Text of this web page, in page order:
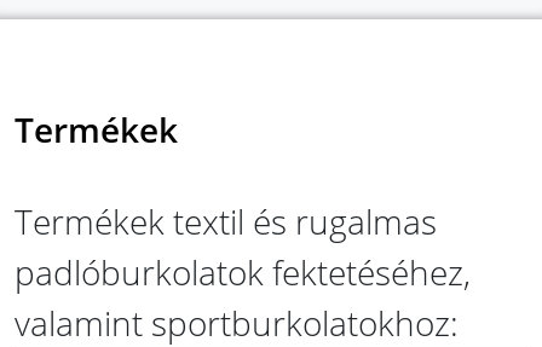
Termékek
Termékek textil és rugalmas
padlóburkolatok fektetéséhez,
valamint sportburkolatokhoz: